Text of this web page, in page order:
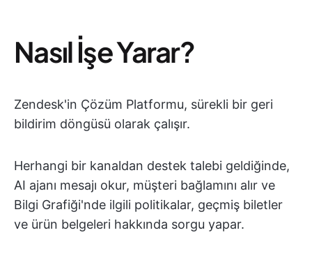
Nasıl İşe Yarar?
Zendesk'in Çözüm Platformu, sürekli bir geri
bildirim döngüsü olarak çalışır.
Herhangi bir kanaldan destek talebi geldiğinde,
AI ajanı mesajı okur, müşteri bağlamını alır ve
Bilgi Grafiği'nde ilgili politikalar, geçmiş biletler
ve ürün belgeleri hakkında sorgu yapar.